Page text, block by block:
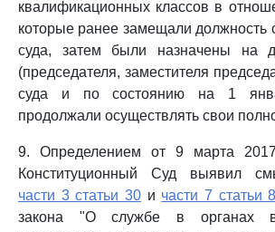
квалификационных классов в
которые ранее замещали должность
суда, затем были назначены на
(председателя, заместителя
суда и по состоянию на 1
продолжали осуществлять свои
9. Определением от 9 марта
Конституционный Суд выявил
части 3 статьи 30 и части 7 статьи
закона "О службе в органах